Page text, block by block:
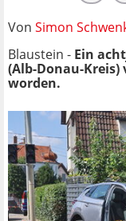
Von Simon
Blaustein - Ein
(Alb-Donau-
worden.